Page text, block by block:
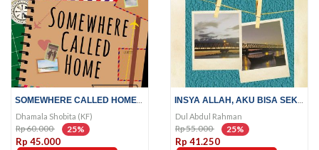
Dhamala Shobita (KF)
Rp 60.000 25%
Rp 45.000
Dul Abdul Rahman
Rp 55.000 25%
Rp 41.250